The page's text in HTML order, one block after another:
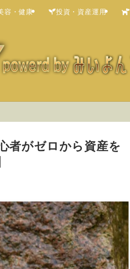
容・健康 投資・資産運用
者がゼロから資産を